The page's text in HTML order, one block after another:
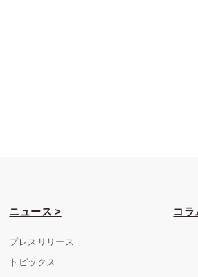
ニュース >
プレスリリース
トピックス
コラ